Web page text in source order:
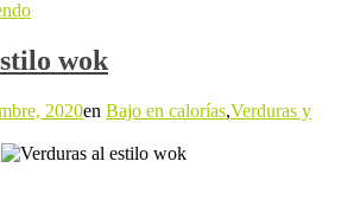
wok
2020en Bajo en calorías,Verduras y